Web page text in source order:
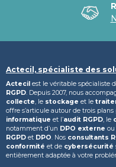
Actecil, spécialiste des
Actecil est le véritable spécialiste
RGPD. Depuis 2007, nous
collecte, le stockage et le
offre s’articule autour de trois plans
informatique et l’audit RGPD, le
notamment d’un DPO externe ou
RGPD et DPO. Nos consultants
conformité et de cybersécurité
entièrement adaptée à votre